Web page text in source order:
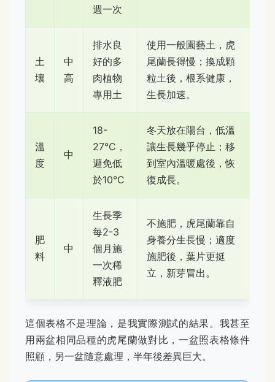
週一次
土
壤
中
高
排水良
好的多
肉植物
專用土
使用一般園藝土，虎
尾蘭長得慢；換成顆
粒土後，根系健康，
生長加速。
溫
度
中
18-
27°C，
避免低
於10°C
冬天放在陽台，低溫
讓生長幾乎停止；移
到室內溫暖處後，恢
復成長。
肥
料
中
生長季
每2-3
個月施
一次稀
釋液肥
不施肥，虎尾蘭靠自
身養分生長慢；適度
施肥後，葉片更挺
立，新芽冒出。
這個表格不是理論，是我實際測試的結果。我甚至
用兩盆相同品種的虎尾蘭做對比，一盆照表格條件
照顧，另一盆隨意處理，半年後差異巨大。